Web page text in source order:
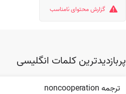
گزارش محتوای نامناسب
پربازدیدترین کلمات انگلیسی
ترجمه noncooperation